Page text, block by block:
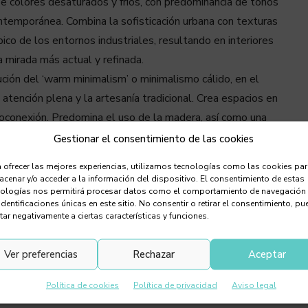
Gestionar el consentimiento de las cookies
ofrecer las mejores experiencias, utilizamos tecnologías como las cookies
y/o acceder a la información del dispositivo. El consentimiento de estas
nos permitirá procesar datos como el comportamiento de navegación
únicas en este sitio. No consentir o retirar el consentimiento,
negativamente a ciertas características y funciones.
Aceptar
Rechazar
Ver preferencias
Política de cookies Política de privacidad Aviso legal
Combina la sofisticación urbana con texturas
de los entornos industriales, resultando en interiores
más actual y refinada.
del ‘warm minimalism’ o minimalismo cálido, en el
plena y la artesanía tradicional. Crea espacios en
Predomina el uso de la madera, así como una
original protagonizado por el hormigón en bruto, el
su versión actualizada, incorpora una filosofía más
(sin desperdicio). Abraza el carácter inherente
que combina fuerza y sostenibilidad.